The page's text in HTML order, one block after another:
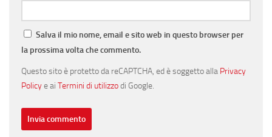
Salva il mio nome, email e sito web in questo browser per
la prossima volta che commento.
Questo sito è protetto da reCAPTCHA, ed è soggetto alla Privacy
Policye ai Termini di utilizzodi Google.